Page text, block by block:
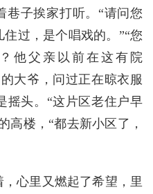
巷子挨家打听。“请问您
过，是个唱戏的。”“您
他父亲以前在这有院
大爷，问过正在晾衣服
摇头。“这片区老住户早
高楼，“都去新小区了，
心里又燃起了希望，里